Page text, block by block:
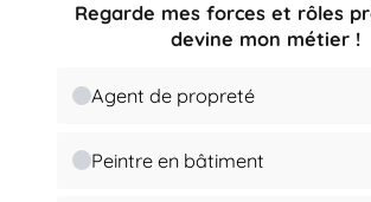
Regarde mes forces et rôles
devine mon métier !
Agent de propreté
Peintre en bâtiment